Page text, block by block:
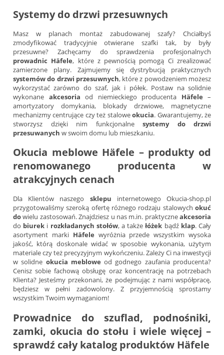
Systemy do drzwi przesuwnych
Masz w planach montaż zabudowanej szafy? Chciałbyś
zmodyfikować tradycyjnie otwierane szafki tak, by były
przesuwne? Zachęcamy do sprawdzenia profesjonalnych
prowadnic Häfele, które z pewnością pomogą Ci zrealizować
zamierzone plany. Zajmujemy się dystrybucją praktycznych
systemów do drzwi przesuwnych, które z powodzeniem możesz
wykorzystać zarówno do szaf, jak i półek. Postaw na solidnie
wykonane akcesoria od niemieckiego producenta Häfele –
amortyzatory domykania, blokady drzwiowe, magnetyczne
mechanizmy centrujące czy też staloweokucia. Gwarantujemy, że
stworzysz dzięki nim funkcjonalne systemy do drzwi
przesuwanych w swoim domu lub mieszkaniu.
Okucia meblowe Häfele – produkty od
renomowanego producenta w
atrakcyjnych cenach
Dla Klientów naszego sklepu internetowego Okucia-shop.pl
przygotowaliśmy szeroką ofertę różnego rodzaju stalowych okuć
dowielu zastosowań. Znajdziesz u nas m.in. praktyczneakcesoria
do biurek i rozkładanych stołów, a takżełóżek bądź klap. Cały
asortyment marki Häfele wyróżnia przede wszystkim wysoka
jakość, którą doskonale widać w sposobie wykonania, użytym
materiale czy też precyzyjnym wykończeniu. Zależy Ci na inwestycji
w solidne okucia meblowe od godnego zaufania producenta?
Cenisz sobie fachową obsługę oraz koncentrację na potrzebach
Klienta? Jesteśmy przekonani, że podejmując z nami współpracę,
będziesz w pełni zadowolony. Z przyjemnością sprostamy
wszystkim Twoim wymaganiom!
Prowadnice do szuflad, podnośniki,
zamki, okucia do stołu i wiele więcej –
sprawdź całykatalog produktów Häfele